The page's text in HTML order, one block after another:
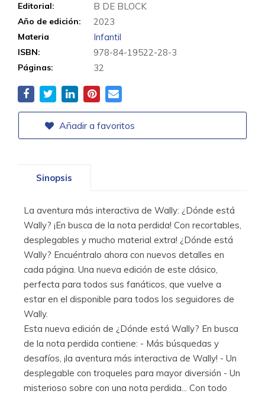
Editorial: B DE BLOCK
Año de edición: 2023
Materia Infantil
ISBN: 978-84-19522-28-3
Páginas: 32
Añadir a favoritos
Sinopsis
La aventura más interactiva de Wally: ¿Dónde está
Wally? ¡En busca de la nota perdida! Con recortables,
desplegables y mucho material extra! ¿Dónde está
Wally? Encuéntralo ahora con nuevos detalles en
cada página. Una nueva edición de este clásico,
perfecta para todos sus fanáticos, que vuelve a
estar en el disponible para todos los seguidores de
Wally.
Esta nueva edición de ¿Dónde está Wally? En busca
de la nota perdida contiene: - Más búsquedas y
desafíos, ¡la aventura más interactiva de Wally! - Un
desplegable con troqueles para mayor diversión - Un
misterioso sobre con una nota perdida... Con todo